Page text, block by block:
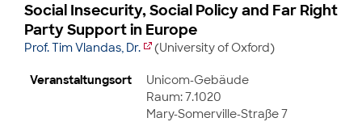
Social Insecurity, Social Policy and Far Right
Party Support in Europe
Prof. Tim Vlandas, Dr. (University of Oxford)
Veranstaltungsort
Unicom-Gebäude
Raum: 7.1020
Mary-Somerville-Straße 7